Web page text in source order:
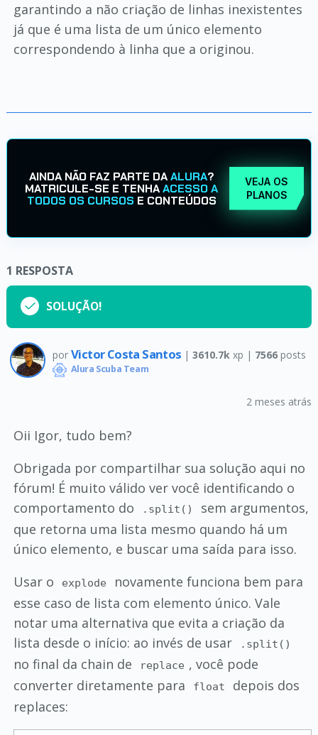
garantindo a não criação de linhas inexistentes
já que é uma lista de um único elemento
correspondendo à linha que a originou.
AINDA NÃO FAZ PARTE DAALURA?
MATRICULE-SE E TENHAACESSO A
TODOS OS CURSOS E CONTEÚDOS
VEJA OS
PLANOS
1 RESPOSTA
SOLUÇÃO!
por Victor Costa Santos | 3610.7k xp | 7566posts
Alura Scuba Team
2 meses atrás
Oii Igor, tudo bem?
Obrigada por compartilhar sua solução aqui no
fórum! É muito válido ver você identificando o
comportamento do
.split()
sem argumentos,
que retorna uma lista mesmo quando há um
único elemento, e buscar uma saída para isso.
Usar o
explode
novamente funciona bem para
esse caso de lista com elemento único. Vale
notar uma alternativa que evita a criação da
lista desde o início: ao invés de usar
.split()
no final da chain de replace , você pode
converter diretamente para
float
depois dos
replaces: